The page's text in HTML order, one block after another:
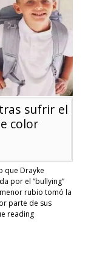
dólares
de
enseñanzasufrir el
color
que Drayke
por el “bullying”
rubio tomó la
parte de sus
reading